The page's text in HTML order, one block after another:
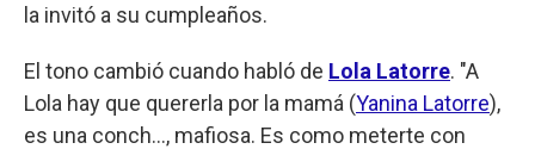
la invitó a su cumpleaños.
El tono cambió cuando habló de Lola Latorre. "A
Lola hay que quererla por la mamá (Yanina Latorre),
es una conch..., mafiosa. Es como meterte con